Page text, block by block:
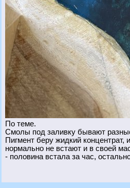
По теме.
Смолы под заливку бывают
Пигмент беру жидкий
нормально не встают и в своей
- половина встала за час,